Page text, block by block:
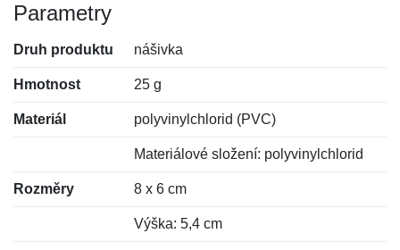
Parametry
Druh produktu nášivka
Hmotnost 25 g
Materiál polyvinylchlorid (PVC)
Materiálové složení: polyvinylchlorid
Rozměry 8 x 6 cm
Výška: 5,4 cm